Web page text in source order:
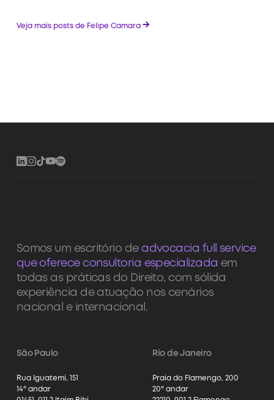
Veja mais posts de Felipe Camara →
Somos um escritório de advocacia full service
que oferece consultoria especializada em
todas as práticas do Direito, com sólida
experiência de atuação nos cenários
nacional e internacional.
São Paulo
Rua Iguatemi, 151
14º andar
Rio de Janeiro
Praia do Flamengo, 200
20º andar